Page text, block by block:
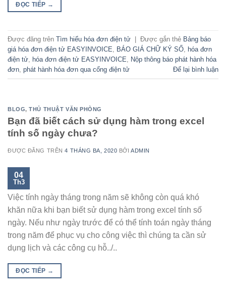
ĐỌC TIẾP →
Được đăng trên Tìm hiểu hóa đơn điện tử Được gắn thẻ Bảng báo
giá hóa đơn điện tử EASYINVOICE
BÁO GIÁ CHỮ KÝ SỐ
hóa đơn
điện tử
hóa đơn điện tử EASYINVOICE
Nộp thông báo phát hành hóa
đơn phát hành hóa đơn qua cổng điện tử Để lại bình luận
BLOG,THỦ THUẬT VĂN PHÒNG
Bạn đã biết cách sử dụng hàm trong excel
tính số ngày chưa?
ĐƯỢC ĐĂNG TRÊN4 THÁNG BA, 2020 BỞIADMIN
04
Th3
Việc tính ngày tháng trong năm sẽ không còn quá khó
khăn nữa khi bạn biết sử dụng hàm trong excel tính số
ngày. Nếu như ngày trước để có thể tính toán ngày tháng
trong năm để phục vụ cho công việc thì chúng ta cần sử
dụng lịch và các công cụ hỗ../..
ĐỌC TIẾP →